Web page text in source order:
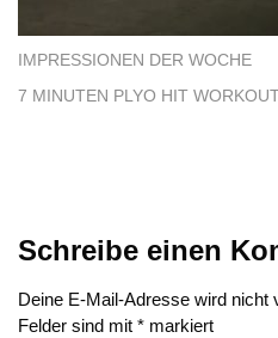
IMPRESSIONEN DER WOCHE
7 MINUTEN PLYO HIT
Schreibe einen
Deine E-Mail-Adresse wird nicht
Felder sind mit * markiert